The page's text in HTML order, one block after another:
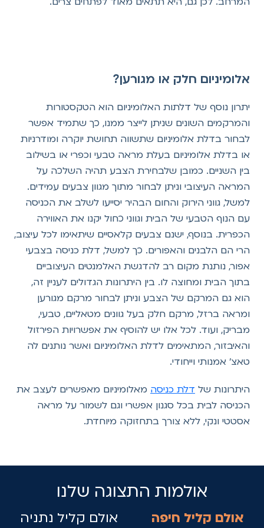
אלומיניום חלק או מגורען?
יתרון נוסף של דלתות האלומיניום הוא הטקסטורות
והמרקמים השונים שניתן לייצר ממנו, כך שתמיד אפשר
לבחור בדלת אלומיניום שתשווה תחושת יוקרה ומודרניות
או בדלת אלומיניום בעלת מראה טבעי וכפרי או בשילוב
בין השניים. כמובן שלבחירת הצבע תהיה השלכה על
המראה העיצובי וניתן לבחור מתוך מגוון צבעים עמידים.
למשל, גווני הירוק והחום הבהיר יסייעו לשלב את הכניסה
עם הנוף הטבעי של הבית וגווני כחול יקנו את האווירה
הכפרית. בנוסף, ישנם צבעים קלאסיים שיתאימו לכל עיצוב,
הרי הם הלבנים והאפורים. כך למשל, דלת כניסה בצבעי
אפור, נותנת מקום רב להדגשת האלמנטים העיצוביים
בתוך הבית ומחוצה לו. בין היתרונות הגדולים לעניין זה,
הוא גם המרקם של הצבע וניתן לבחור מרקם מגורען
ומראה ברזל, מרקם חלק בעל גוונים מטאליים, טבעי,
מבריק, ועוד. לכל אלו יש להוסיף את אפשרויות הפירזול
והאיבזור, המתאימים לדלת האלומיניום ואשר נותנים לה
טאצ' אמנותי וייחודי.
היתרונות שלדלת כניסהמאלומיניום מאפשרים לעצב את
הכניסה לבית בכל סגנון אפשרי וגם לשמור על מראה
אסטטי ונקי, ללא צורך בתחזוקה מיוחדת.
אולמות התצוגה שלנו
אולם קליל חיפה
אולם קליל נתניה